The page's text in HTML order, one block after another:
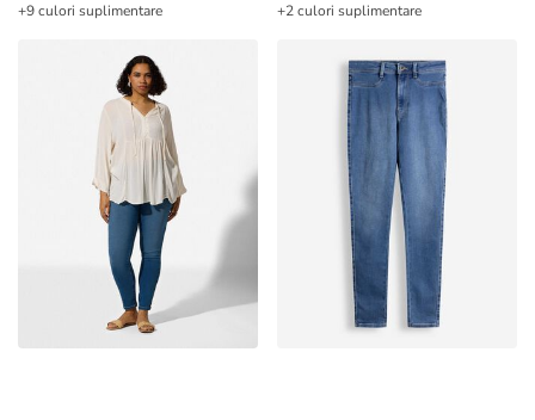
+9 culori suplimentare +2 culori suplimentare